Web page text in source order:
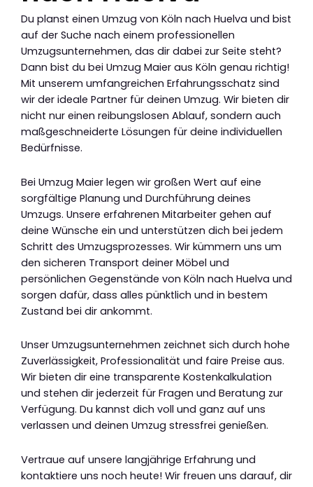
Du planst einen Umzug von Köln nach Huelva und bist
auf der Suche nach einem professionellen
Umzugsunternehmen, das dir dabei zur Seite steht?
Dann bist du bei Umzug Maier aus Köln genau richtig!
Mit unserem umfangreichen Erfahrungsschatz sind
wir der ideale Partner für deinen Umzug. Wir bieten dir
nicht nur einen reibungslosen Ablauf, sondern auch
maßgeschneiderte Lösungen für deine individuellen
Bedürfnisse.
Bei Umzug Maier legen wir großen Wert auf eine
sorgfältige Planung und Durchführung deines
Umzugs. Unsere erfahrenen Mitarbeiter gehen auf
deine Wünsche ein und unterstützen dich bei jedem
Schritt des Umzugsprozesses. Wir kümmern uns um
den sicheren Transport deiner Möbel und
persönlichen Gegenstände von Köln nach Huelva und
sorgen dafür, dass alles pünktlich und in bestem
Zustand bei dir ankommt.
Unser Umzugsunternehmen zeichnet sich durch hohe
Zuverlässigkeit, Professionalität und faire Preise aus.
Wir bieten dir eine transparente Kostenkalkulation
und stehen dir jederzeit für Fragen und Beratung zur
Verfügung. Du kannst dich voll und ganz auf uns
verlassen und deinen Umzug stressfrei genießen.
Vertraue auf unsere langjährige Erfahrung und
kontaktiere uns noch heute! Wir freuen uns darauf, dir